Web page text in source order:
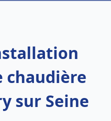
chaudière
sur Seine